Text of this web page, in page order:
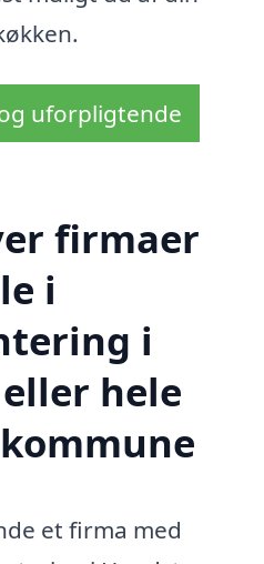
uforpligtende
firmaer
i
i
hele
et firma med